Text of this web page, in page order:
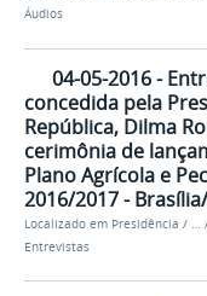
Áudios
04-05-2016 -
concedida pela
República, Dilma
cerimônia de
Plano Agrícola e
2016/2017 -
Localizado em Presidência /
Entrevistas